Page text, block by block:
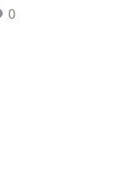
0